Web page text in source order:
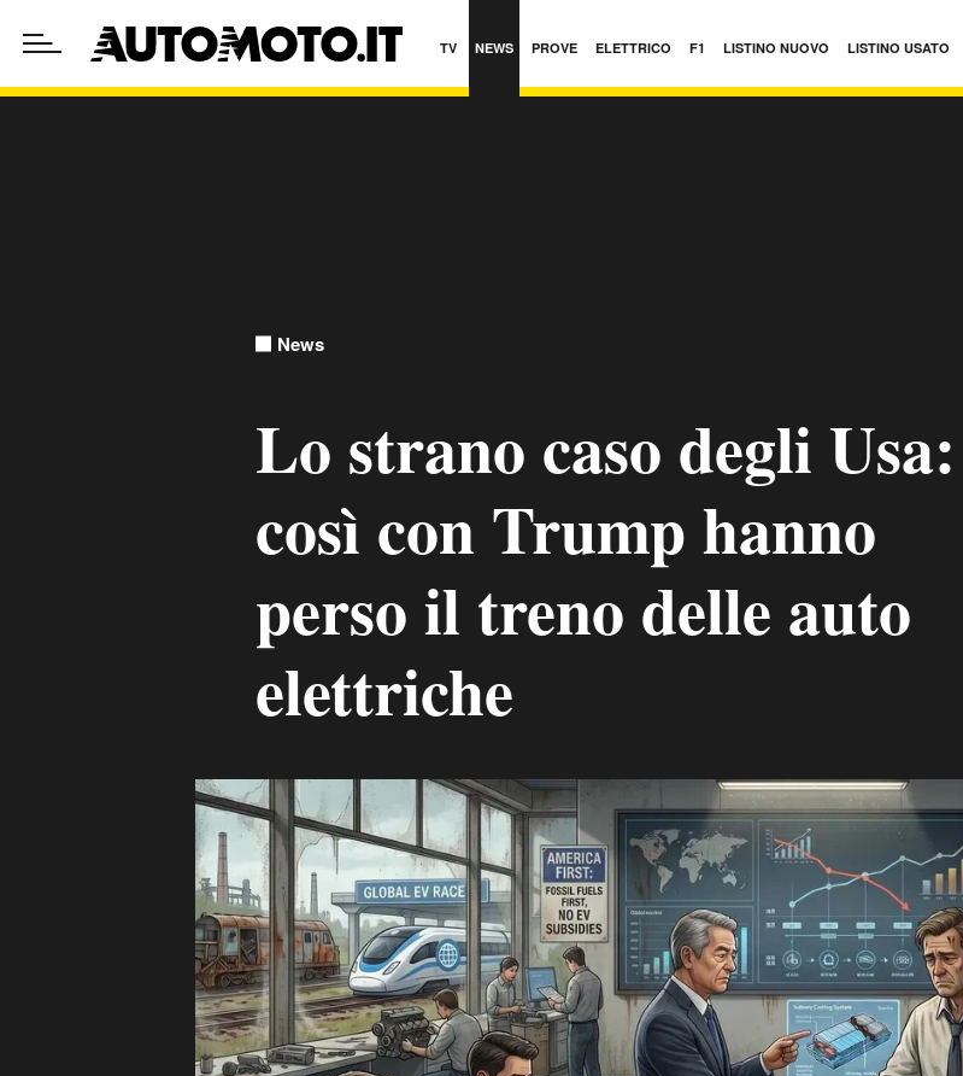
TV NEWS PROVE ELETTRICO F1 LISTINO NUOVO LISTINO USATO
News
Lo strano caso degli Usa:
così con Trump hanno
perso il treno delle auto
elettriche